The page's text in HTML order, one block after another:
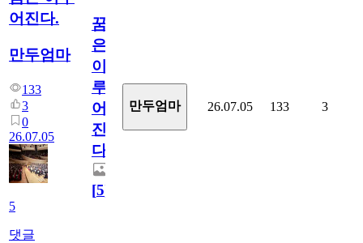
어진다.
만두엄마
133
3
0
26.07.05
5
댓글
꿈
은
이
루
어
진
다.
[5]
만두엄마 26.07.05 133 3